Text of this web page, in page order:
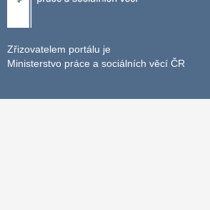
Zřizovatelem portálu je
Ministerstvo práce a sociálních věcí ČR